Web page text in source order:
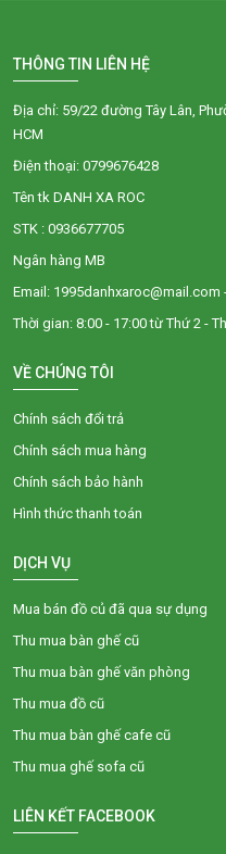
THÔNG TIN LIÊN HỆ
Địa chỉ: 59/22 đường Tây Lân,
HCM
Điện thoại: 0799676428
Tên tk DANH XA ROC
STK : 0936677705
Ngân hàng MB
Email:
Thời gian: 8:00 - 17:00 từ Thứ 2 -
VỀ CHÚNG TÔI
Chính sách đổi trả
Chính sách mua hàng
Chính sách bảo hành
Hình thức thanh toán
DỊCH VỤ
Mua bán đồ củ đã qua sự dụng
Thu mua bàn ghế cũ
Thu mua bàn ghế văn phòng
Thu mua đồ cũ
Thu mua bàn ghế cafe cũ
Thu mua ghế sofa cũ
LIÊN KẾT FACEBOOK